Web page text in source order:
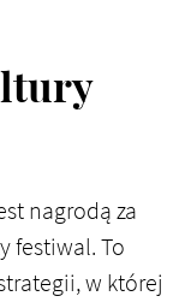
nagrodą za
festiwal. To
w której